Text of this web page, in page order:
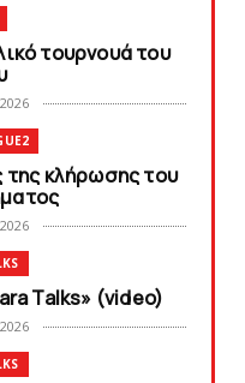
τουρνουά του
της κλήρωσης του
Talks» (video)